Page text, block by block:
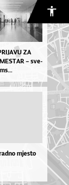
ZA
– sve­
mjesto